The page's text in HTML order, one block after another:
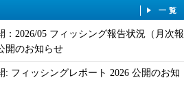
一覧
：2026/05 フィッシング報告状況（月次報
開のお知らせ
: フィッシングレポート 2026 公開のお知